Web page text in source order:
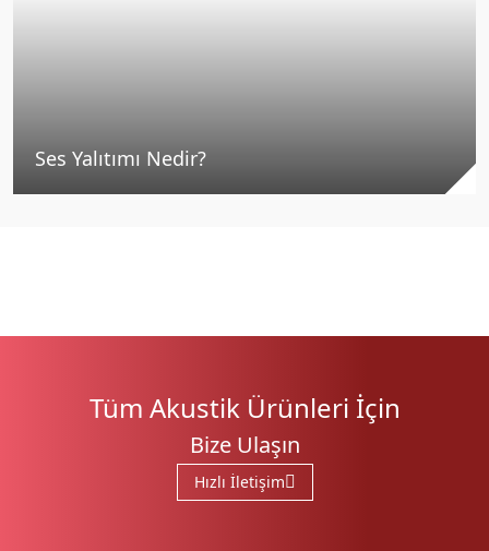
Ses Yalıtımı Nedir?
Tüm Akustik Ürünleri İçin
Bize Ulaşın
Hızlı İletişim